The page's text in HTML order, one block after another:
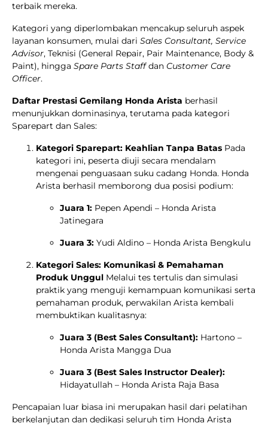
terbaik mereka.
Kategori yang diperlombakan mencakup seluruh aspek
layanan konsumen, mulai dari Sales Consultant, Service
Advisor, Teknisi (General Repair, Pair Maintenance, Body &
Paint), hingga Spare Parts Staffdan Customer Care
Officer.
Daftar Prestasi Gemilang Honda Arista berhasil
menunjukkan dominasinya, terutama pada kategori
Sparepart dan Sales:
Kategori Sparepart: Keahlian Tanpa Batas Pada
kategori ini, peserta diuji secara mendalam
mengenai penguasaan suku cadang Honda. Honda
Arista berhasil memborong dua posisi podium:
Juara 1: Pepen Apendi – Honda Arista
Jatinegara
Juara 3: Yudi Aldino – Honda Arista Bengkulu
Kategori Sales: Komunikasi & Pemahaman
Produk Unggul Melalui tes tertulis dan simulasi
praktik yang menguji kemampuan komunikasi serta
pemahaman produk, perwakilan Arista kembali
membuktikan kualitasnya:
Juara 3 (Best Sales Consultant): Hartono –
Honda Arista Mangga Dua
Juara 3 (Best Sales Instructor Dealer):
Hidayatullah – Honda Arista Raja Basa
Pencapaian luar biasa ini merupakan hasil dari pelatihan
berkelanjutan dan dedikasi seluruh tim Honda Arista